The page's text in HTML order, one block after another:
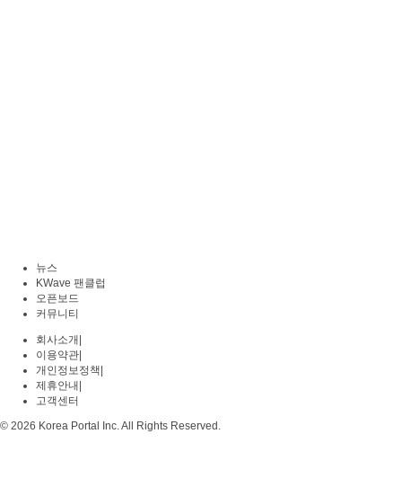
뉴스
KWave 팬클럽
오픈보드
커뮤니티
회사소개
이용약관
개인정보정책
제휴안내
고객센터
© 2026 Korea Portal Inc. All Rights Reserved.